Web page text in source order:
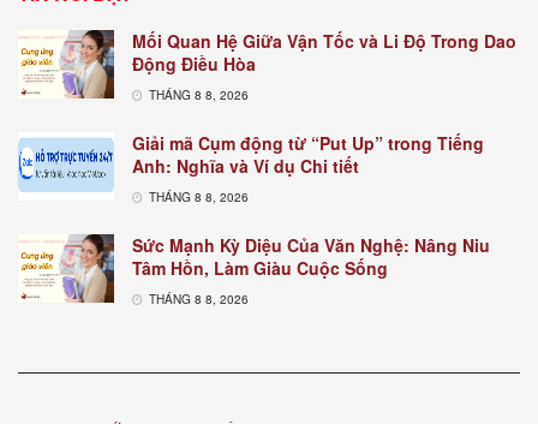
Mối Quan Hệ Giữa Vận Tốc và Li Độ Trong Dao
Động Điều Hòa
THÁNG 8 8, 2026
Giải mã Cụm động từ “Put Up” trong Tiếng
Anh: Nghĩa và Ví dụ Chi tiết
THÁNG 8 8, 2026
Sức Mạnh Kỳ Diệu Của Văn Nghệ: Nâng Niu
Tâm Hồn, Làm Giàu Cuộc Sống
THÁNG 8 8, 2026